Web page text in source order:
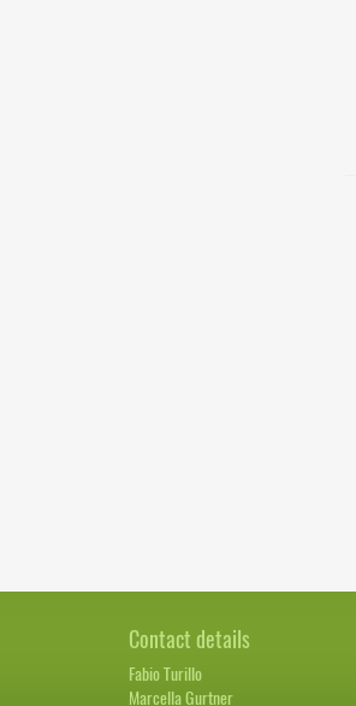
Contact details
Fabio Turillo
Marcella Gurtner